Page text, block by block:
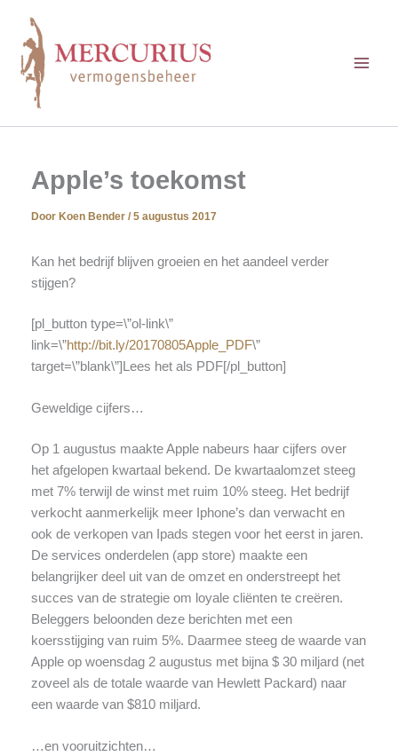
inhoud
Apple’s toekomst
Door Koen Bender / 5 augustus 2017
Kan het bedrijf blijven groeien en het aandeel verder
stijgen?
[pl_button type=\”ol-link\”
link=\”http://bit.ly/20170805Apple_PDF\”
target=\”blank\”]Lees het als PDF[/pl_button]
Geweldige cijfers…
Op 1 augustus maakte Apple nabeurs haar cijfers over
het afgelopen kwartaal bekend. De kwartaalomzet steeg
met 7% terwijl de winst met ruim 10% steeg. Het bedrijf
verkocht aanmerkelijk meer Iphone’s dan verwacht en
ook de verkopen van Ipads stegen voor het eerst in jaren.
De services onderdelen (app store) maakte een
belangrijker deel uit van de omzet en onderstreept het
succes van de strategie om loyale cliënten te creëren.
Beleggers beloonden deze berichten met een
koersstijging van ruim 5%. Daarmee steeg de waarde van
Apple op woensdag 2 augustus met bijna $ 30 miljard (net
zoveel als de totale waarde van Hewlett Packard) naar
een waarde van $810 miljard.
…en vooruitzichten…